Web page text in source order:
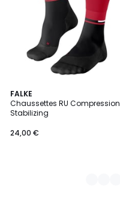
FALKE
Chaussettes RU Compression
Stabilizing
24,00 €
2
Couleurs